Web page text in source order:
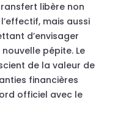
libère non
mais aussi
d’envisager
nouvelle pépite. Le
de la valeur de
financières
officiel avec le